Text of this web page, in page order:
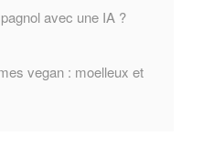
avec une IA ?
vegan : moelleux et